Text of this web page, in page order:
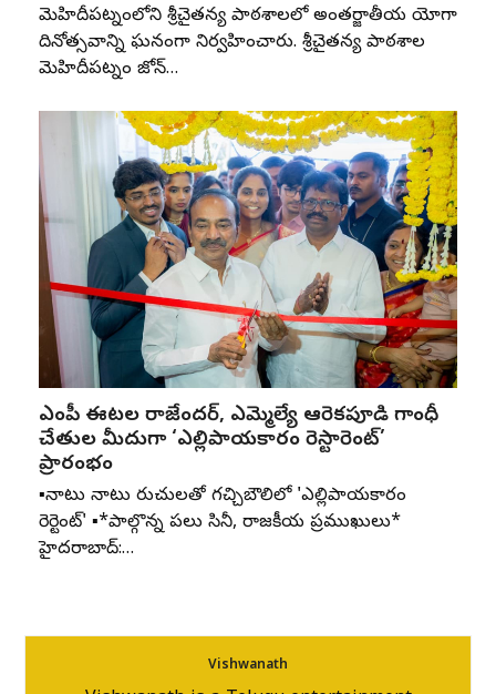
మెహిదీపట్నంలోని శ్రీచైతన్య పాఠశాలలో అంతర్జాతీయ యోగా
దినోత్సవాన్ని ఘనంగా నిర్వహించారు. శ్రీచైతన్య పాఠశాల
మెహిదీపట్నం జోన్‌…
ఎంపీ ఈటల రాజేందర్, ఎమ్మెల్యే ఆరెకపూడి గాంధీ
చేతుల మీదుగా ‘ఎల్లిపాయకారం రెస్టారెంట్’
ప్రారంభం
▪️నాటు నాటు రుచులతో గచ్చిబౌలిలో 'ఎల్లిపాయకారం
రెస్టారెంట్' ▪️*పాల్గొన్న పలు సినీ, రాజకీయ ప్రముఖులు*
హైదరాబాద్:…
Vishwanath